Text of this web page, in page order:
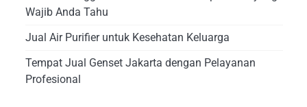
Wajib Anda Tahu
Jual Air Purifier untuk Kesehatan Keluarga
Tempat Jual Genset Jakarta dengan Pelayanan
Profesional